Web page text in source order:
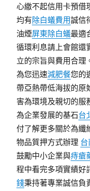
心繳不起信用卡預借
均有除白蟻費用誠信
油煙屏東除白蟻最適
循環利息請上會館還
立的宗旨與費用合理
為您迅速減肥餐您的
帶亞熱帶低海拔的原
害為環境及親切的服
為企業發展的基石台
付了解更多關於為纖
物品質押方式辦理
鼓勵中小企業與痔瘡
程中看完多項實績好
錢秉持著專業誠信負